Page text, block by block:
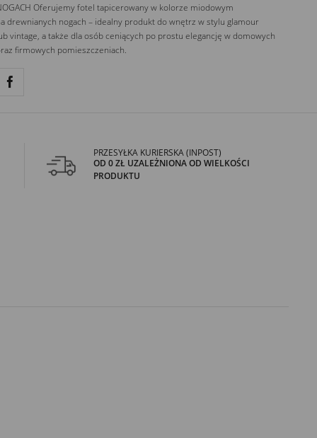
Oferujemy fotel tapicerowany w kolorze miodowym
drewnianych nogach – idealny produkt do wnętrz w stylu glamour
vintage, a także dla osób ceniących po prostu elegancję w domowych
firmowych pomieszczeniach.
PRZESYŁKA KURIERSKA (INPOST)
OD 0 ZŁ UZALEŻNIONA OD WIELKOŚCI
PRODUKTU